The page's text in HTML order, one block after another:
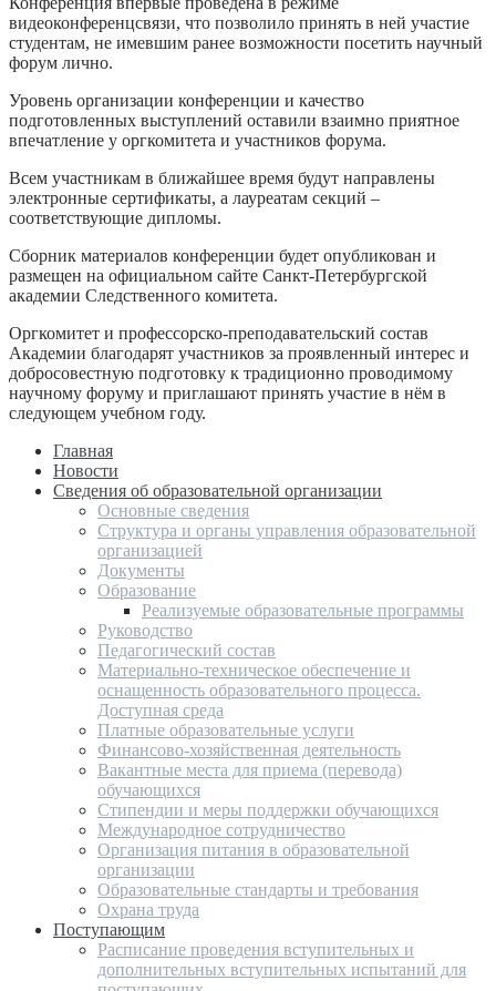
видеоконференцсвязи, что позволило принять в ней участие
студентам, не имевшим ранее возможности посетить научный
форум лично.
Уровень организации конференции и качество
подготовленных выступлений оставили взаимно приятное
впечатление у оргкомитета и участников форума.
Всем участникам в ближайшее время будут направлены
электронные сертификаты, а лауреатам секций –
соответствующие дипломы.
Сборник материалов конференции будет опубликован и
размещен на официальном сайте Санкт-Петербургской
академии Следственного комитета.
Оргкомитет и профессорско-преподавательский состав
Академии благодарят участников за проявленный интерес и
добросовестную подготовку к традиционно проводимому
научному форуму и приглашают принять участие в нём в
следующем учебном году.
Главная
Новости
Сведения об образовательной организации
Основные сведения
Структура и органы управления образовательной
организацией
Документы
Образование
Реализуемые образовательные программы
Руководство
Педагогический состав
Материально-техническое обеспечение и
оснащенность образовательного процесса.
Доступная среда
Платные образовательные услуги
Финансово-хозяйственная деятельность
Вакантные места для приема (перевода)
обучающихся
Стипендии и меры поддержки обучающихся
Международное сотрудничество
Организация питания в образовательной
организации
Образовательные стандарты и требования
Охрана труда
Поступающим
Расписание проведения вступительных и
дополнительных вступительных испытаний для